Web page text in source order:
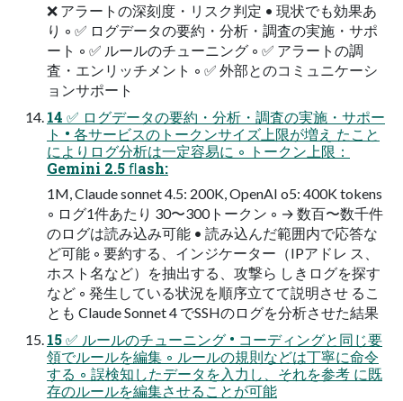
❌ アラートの深刻度・リスク判定 • 現状でも効果あ
り ◦ ✅ ログデータの要約・分析・調査の実施・サポ
ート ◦ ✅ ルールのチューニング ◦ ✅ アラートの調
査・エンリッチメント ◦ ✅ 外部とのコミュニケーシ
ョンサポート
14 ✅ ログデータの要約・分析・調査の実施・サポー
ト • 各サービスのトークンサイズ上限が増え たこと
によりログ分析は一定容易に ◦ トークン上限：
Gemini 2.5 ﬂash:
1M, Claude sonnet 4.5: 200K, OpenAI o5: 400K tokens
◦ ログ1件あたり 30〜300トークン ◦ → 数百〜数千件
のログは読み込み可能 • 読み込んだ範囲内で応答な
ど可能 ◦ 要約する、インジケーター（IPアドレ ス、
ホスト名など）を抽出する、攻撃ら しきログを探す
など ◦ 発生している状況を順序立てて説明させ るこ
とも Claude Sonnet 4 でSSHのログを分析させた結果
15 ✅ ルールのチューニング • コーディングと同じ要
領でルールを編集 ◦ ルールの規則などは丁寧に命令
する ◦ 誤検知したデータを入力し、それを参考 に既
存のルールを編集させることが可能